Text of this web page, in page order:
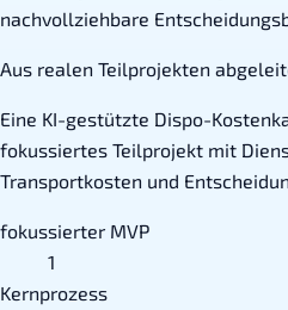
nachvollziehbare
Aus realen Teilprojekten
Eine KI-gestützte Dispo-
fokussiertes Teilprojekt mit
Transportkosten und
fokussierter MVP
1
Kernprozess